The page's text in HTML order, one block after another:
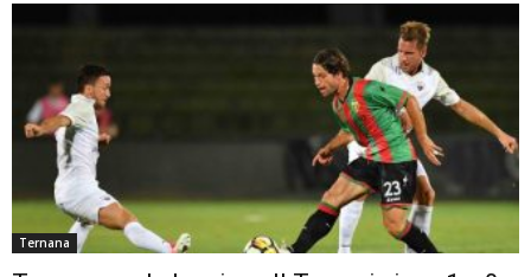
Ternana